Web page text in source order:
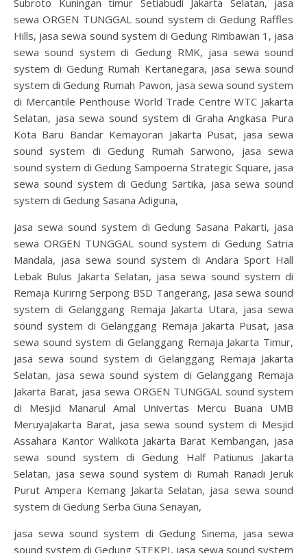
sewa ORGEN TUNGGAL sound system di Gedung Raffles
Hills, jasa sewa sound system di Gedung Rimbawan 1, jasa
sewa sound system di Gedung RMK, jasa sewa sound
system di Gedung Rumah Kertanegara, jasa sewa sound
system di Gedung Rumah Pawon, jasa sewa sound system
di Mercantile Penthouse World Trade Centre WTC Jakarta
Selatan, jasa sewa sound system di Graha Angkasa Pura
Kota Baru Bandar Kemayoran Jakarta Pusat, jasa sewa
sound system di Gedung Rumah Sarwono, jasa sewa
sound system di Gedung Sampoerna Strategic Square, jasa
sewa sound system di Gedung Sartika, jasa sewa sound
system di Gedung Sasana Adiguna,
jasa sewa sound system di Gedung Sasana Pakarti, jasa
sewa ORGEN TUNGGAL sound system di Gedung Satria
Mandala, jasa sewa sound system di Andara Sport Hall
Lebak Bulus Jakarta Selatan, jasa sewa sound system di
Remaja Kurirng Serpong BSD Tangerang, jasa sewa sound
system di Gelanggang Remaja Jakarta Utara, jasa sewa
sound system di Gelanggang Remaja Jakarta Pusat, jasa
sewa sound system di Gelanggang Remaja Jakarta Timur,
jasa sewa sound system di Gelanggang Remaja Jakarta
Selatan, jasa sewa sound system di Gelanggang Remaja
Jakarta Barat, jasa sewa ORGEN TUNGGAL sound system
di Mesjid Manarul Amal Univertas Mercu Buana UMB
MeruyaJakarta Barat, jasa sewa sound system di Mesjid
Assahara Kantor Walikota Jakarta Barat Kembangan, jasa
sewa sound system di Gedung Half Patiunus Jakarta
Selatan, jasa sewa sound system di Rumah Ranadi Jeruk
Purut Ampera Kemang Jakarta Selatan, jasa sewa sound
system di Gedung Serba Guna Senayan,
jasa sewa sound system di Gedung Sinema, jasa sewa
sound system di Gedung STEKPI, jasa sewa sound system